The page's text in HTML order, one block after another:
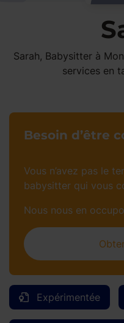
Sarah, Babysitter à
services en
Expérimentée
Besoin d’être
Vous n’avez pas le
babysitter qui vous
Nous nous en